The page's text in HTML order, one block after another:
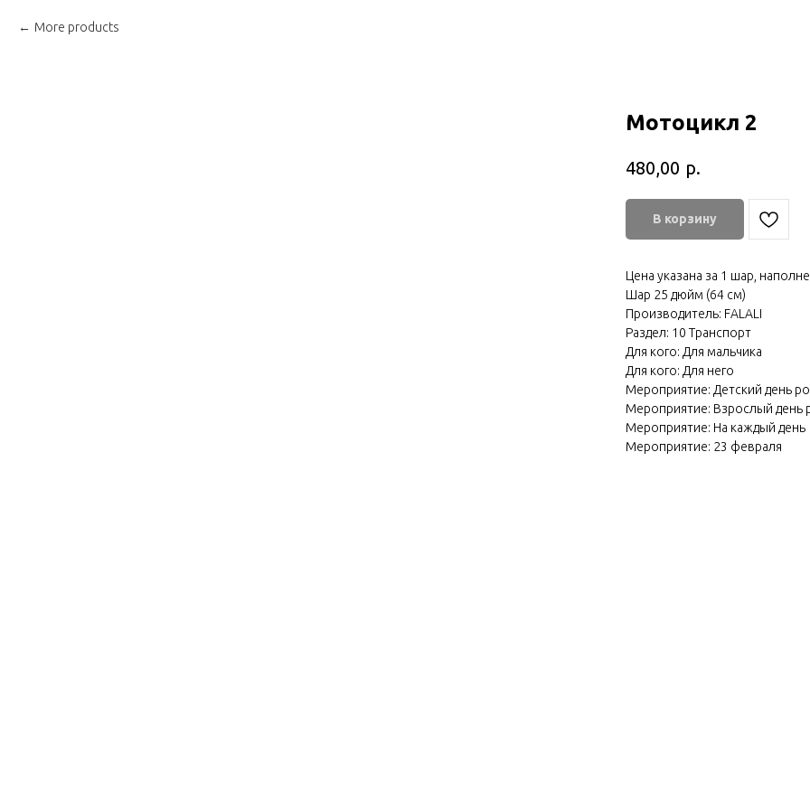
More products
Мотоцикл 2
480,00 р.
В корзину
Цена указана за 1 шар,
Шар 25 дюйм (64 см)
Производитель: FALALI
Раздел: 10 Транспорт
Для кого: Для мальчика
Для кого: Для него
Мероприятие: Детский день
Мероприятие: Взрослый день
Мероприятие: На каждый день
Мероприятие: 23 февраля